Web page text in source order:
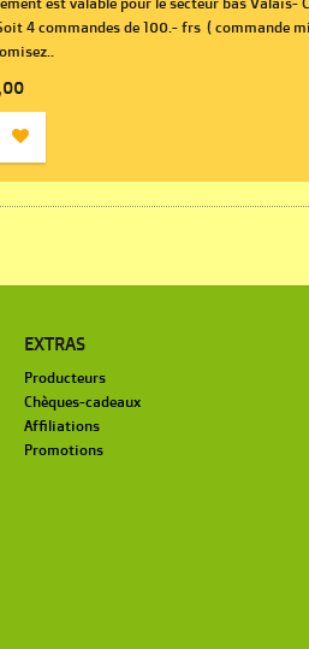
4 commandes de 100.- frs ( commande
EXTRAS
Producteurs
Chèques-cadeaux
Affiliations
Promotions